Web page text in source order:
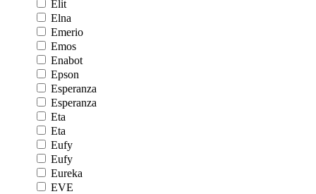
Elit
Elna
Emerio
Emos
Enabot
Epson
Esperanza
Esperanza
Eta
Eta
Eufy
Eufy
Eureka
EVE